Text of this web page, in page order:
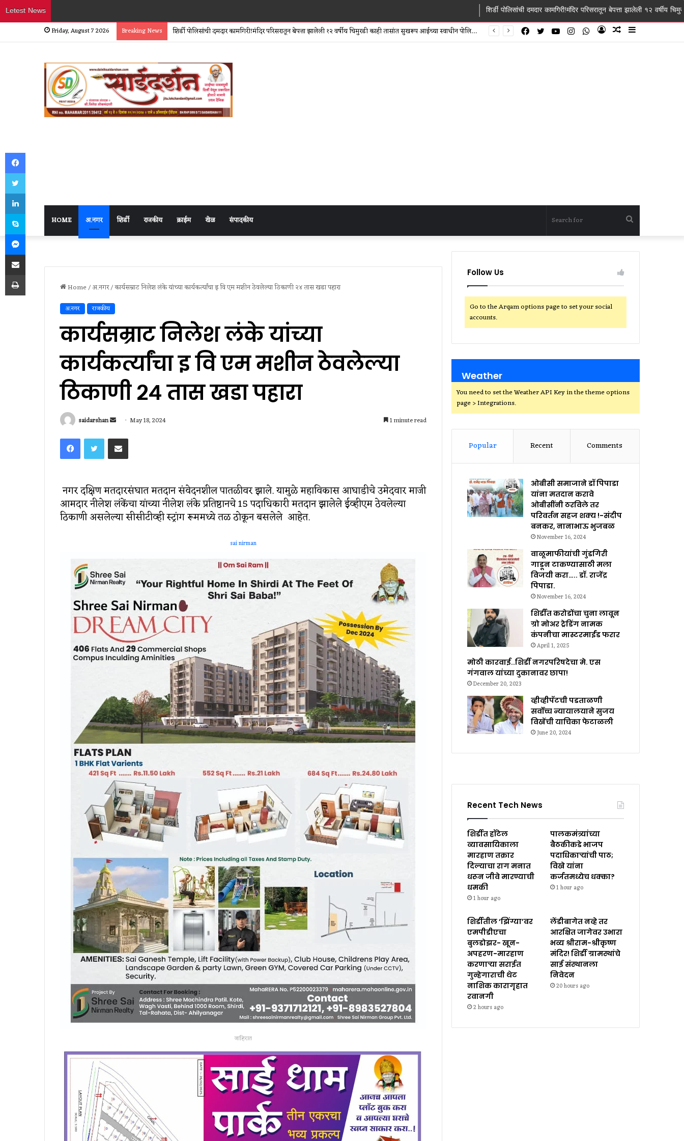
Letest News शिर्डी पोलिसांची दमदार कामगिरी!मंदिर परिसरातून बेपत्ता झालेली १२ वर्षीय चिमुरडी काही तासांत
Friday, August 7 2026 Breaking News शिर्डीत हॉटेल व्यावसायिकाला मारहाण तक्रार दिल्याचा राग मनात धरून जीवे मारण्याची धमकी Sidebar
Random
Log
WhatsApp
Instagram
YouTube
Twitter
Facebook
HOME अ.नगर शिर्डी राजकीय क्राईम खेळ संपादकीय Search
for
Home/अ.नगर/कार्यसम्राट निलेश लंके यांच्या कार्यकर्त्यांचा इ वि एम मशीन ठेवलेल्या ठिकाणी २४ तास खडा पहारा
अ.नगर राजकीय
कार्यसम्राट निलेश लंके यांच्या
कार्यकर्त्यांचा इ वि एम मशीन ठेवलेल्या
ठिकाणी २४ तास खडा पहारा
saidarshan
Send
email
May 18, 2024 1 minute read
FacebookTwitter Share via Email
नगर दक्षिण मतदारसंघात मतदान संवेदनशील पातळीवर झाले. यामुळे महाविकास आघाडीचे उमेदवार माजी
आमदार नीलेश लंकेंचा यांच्या नीलेश लंके प्रतिष्ठानचे 15 पदाधिकारी मतदान झालेले ईव्हीएम ठेवलेल्या
ठिकाणी असलेल्या सीसीटीव्ही स्ट्रांग रूममध्ये तळ ठोकून बसलेले आहेत.
sai nirman
जाहिरात
Follow Us
Go to the Arqam options page to set your social
accounts.
Weather
You need to set the Weather API Key in the theme options
page > Integrations.
Popular Recent Comments
ओबीसी समाजाने डॉ पिपाडा
यांना मतदान करावे
ओबीसींनी ठरविले तर
परिवर्तन सहज शक्य !-संदीप
बनकर, नानाभाऊ भुजबळ
November 16, 2024
वाळूमाफीयांची गुंडगिरी
गाडून टाकण्यासाठी मला
विजयी करा….. डॉ. राजेंद्र
पिपाडा.
November 16, 2024
शिर्डीत करोडोंचा चुना लावून
ग्रो मोअर ट्रेडिंग नामक
कंपनीचा मास्टरमाईंड फरार
April 1, 2025
मोठी कारवाई..शिर्डी नगरपरिषदेचा मे. एस
गंगवाल यांच्या दुकानावर छापा!
December 20, 2023
व्हीव्हीपॅटची पडताळणी
सर्वोच्च न्यायालयाने सुजय
विखेंची याचिका फेटाळली
June 20, 2024
Recent Tech News
शिर्डीत हॉटेल
व्यावसायिकाला
मारहाण तक्रार
दिल्याचा राग मनात
धरून जीवे मारण्याची
धमकी
1 hour ago
पालकमंत्र्यांच्या
बैठकीकडे भाजप
पदाधिकाऱ्यांची पाठ;
विखे यांना
कर्जतमध्येच धक्का?
1 hour ago
शिर्डीतील ‘झिंग्या’वर
एमपीडीएचा
बुलडोझर- खून-
अपहरण-मारहाण
करणाऱ्या सराईत
गुन्हेगाराची थेट
नाशिक कारागृहात
रवानगी
2 hours ago
लेंडीबागेत नव्हे तर
आरक्षित जागेवर उभारा
भव्य श्रीराम-श्रीकृष्ण
मंदिर! शिर्डी ग्रामस्थांचे
साई संस्थानला
निवेदन
20 hours ago
Facebook
Twitter
LinkedIn
Skype
Messenger
Share via Email